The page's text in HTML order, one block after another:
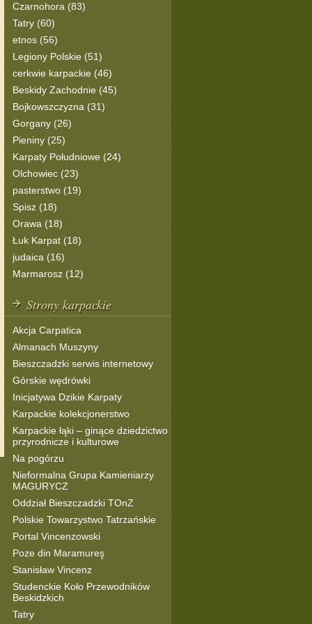
Czarnohora (83)
Tatry (60)
etnos (56)
Legiony Polskie (51)
cerkwie karpackie (46)
Beskidy Zachodnie (45)
Bojkowszczyzna (31)
Gorgany (26)
Pieniny (25)
Karpaty Południowe (24)
Olchowiec (23)
pasterstwo (19)
Spisz (18)
Orawa (18)
Łuk Karpat (18)
judaica (16)
Marmarosz (12)
Strony karpackie
Akcja Carpatica
Almanach Muszyny
Bieszczadzki serwis internetowy
Górskie wędrówki
Inicjatywa Dzikie Karpaty
Karpackie kolekcjonerstwo
Karpackie łąki – ginące dziedzictwo
przyrodnicze i kulturowe
Na pogórzu
Nieformalna Grupa Kamieniarzy
MAGURYCZ
Oddział Bieszczadzki TOnZ
Polskie Towarzystwo Tatrzańskie
Portal Vincenzowski
Poze din Maramureş
Stanisław Vincenz
Studenckie Koło Przewodników
Beskidzkich
Tatry